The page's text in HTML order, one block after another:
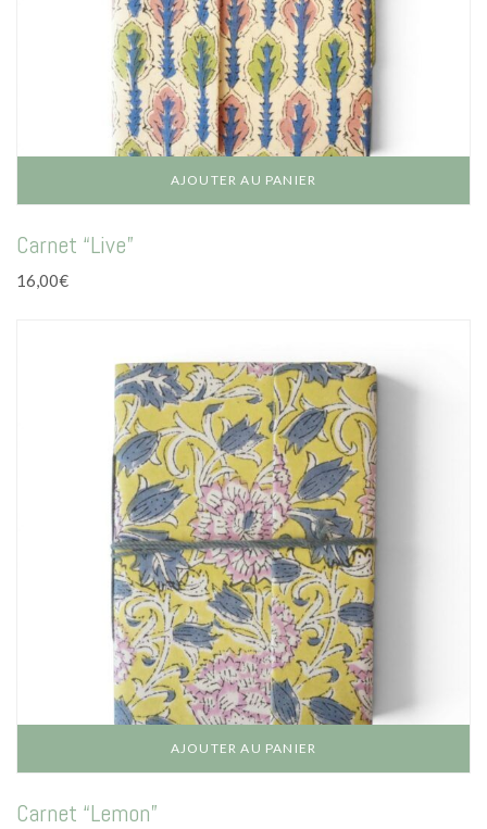
AJOUTER AU PANIER
Carnet “Live”
16,00€
AJOUTER AU PANIER
Carnet “Lemon”